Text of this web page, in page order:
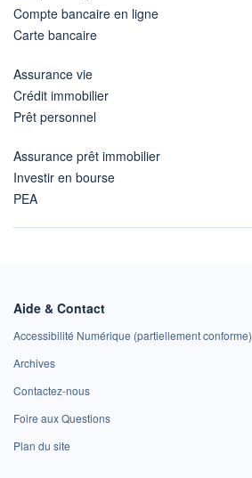
Compte bancaire en ligne
Carte bancaire
Assurance vie
Crédit immobilier
Prêt personnel
Assurance prêt immobilier
Investir en bourse
PEA
Aide & Contact
Accessibilité Numérique (partiellement conforme)
Archives
Contactez-nous
Foire aux Questions
Plan du site